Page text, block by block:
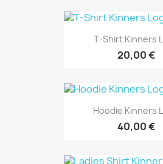
T-Shirt Kinners
20,00 €
Hoodie Kinners
40,00 €